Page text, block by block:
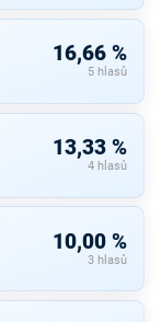
16,66 %
5 hlasů
13,33 %
4 hlasů
10,00 %
3 hlasů